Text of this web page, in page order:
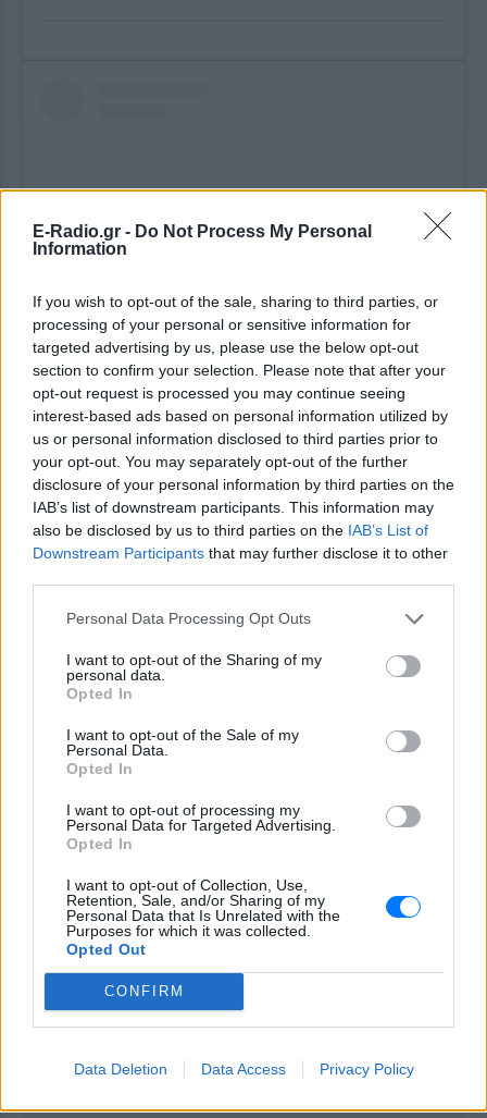
E-Radio.gr - Do Not Process My Personal
Information
If you wish to opt-out of the sale, sharing to third parties, or
processing of your personal or sensitive information for
targeted advertising by us, please use the below opt-out
section to confirm your selection. Please note that after your
opt-out request is processed you may continue seeing
interest-based ads based on personal information utilized by
us or personal information disclosed to third parties prior to
your opt-out. You may separately opt-out of the further
disclosure of your personal information by third parties on the
IAB’s list of downstream participants. This information may
also be disclosed by us to third parties on the IAB’s List of
Downstream Participants that may further disclose it to other
Personal Data Processing Opt Outs
I want to opt-out of the Sharing of my
personal data.
Opted In
I want to opt-out of the Sale of my
Personal Data.
Opted In
I want to opt-out of processing my
Personal Data for Targeted Advertising.
Opted In
I want to opt-out of Collection, Use,
Retention, Sale, and/or Sharing of my
Personal Data that Is Unrelated with the
Purposes for which it was collected.
Opted Out
CONFIRM
Data Deletion Data Access Privacy Policy
Δείτε αυτή τη δημοσίευση στο Instagram.
Δείτε αυτή τη δημοσίευση στο Instagram.
how do I look wit contacts lens, honestly Idl but trying to
Η δημοσίευση κοινοποιήθηκε από το χρήστη
ΔΙΑΦΗΜΙΣΗ